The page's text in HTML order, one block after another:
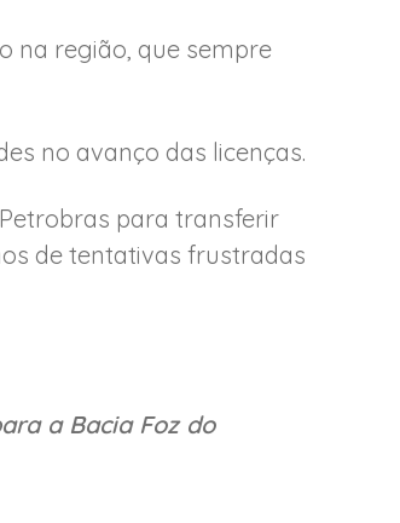
na região, que sempre
no avanço das licenças.
para transferir
de tentativas frustradas
a Bacia Foz do